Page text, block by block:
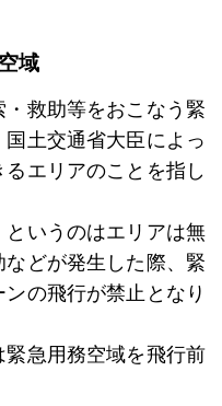
域
救助等をおこなう緊
土交通省大臣によっ
エリアのことを指し
というのはエリアは無
どが発生した際、緊
の飛行が禁止となり
急用務空域を飛行前